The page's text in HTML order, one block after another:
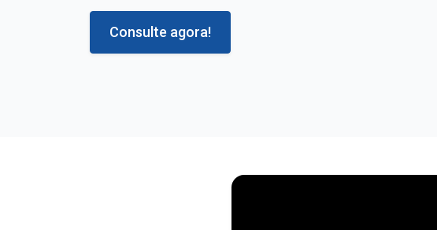
Consulte agora!